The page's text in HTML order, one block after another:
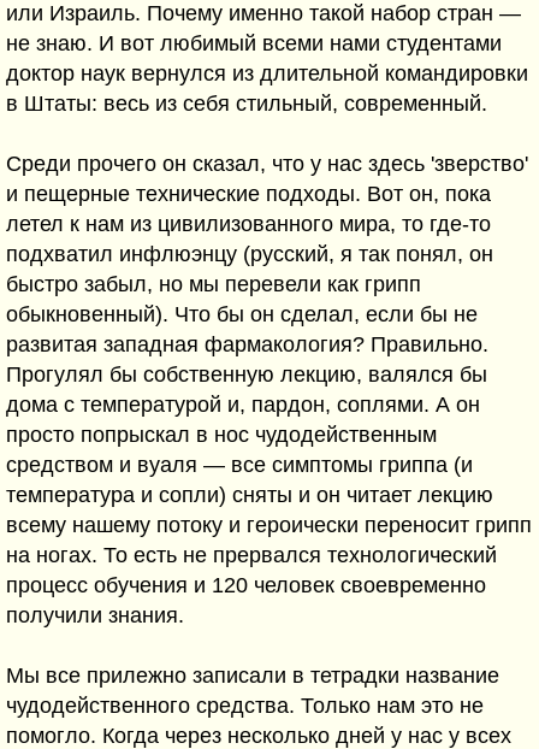
или Израиль. Почему именно такой набор стран —
не знаю. И вот любимый всеми нами студентами
доктор наук вернулся из длительной командировки
в Штаты: весь из себя стильный, современный.
Среди прочего он сказал, что у нас здесь 'зверство'
и пещерные технические подходы. Вот он, пока
летел к нам из цивилизованного мира, то где-то
подхватил инфлюэнцу (русский, я так понял, он
быстро забыл, но мы перевели как грипп
обыкновенный). Что бы он сделал, если бы не
развитая западная фармакология? Правильно.
Прогулял бы собственную лекцию, валялся бы
дома с температурой и, пардон, соплями. А он
просто попрыскал в нос чудодейственным
средством и вуаля — все симптомы гриппа (и
температура и сопли) сняты и он читает лекцию
всему нашему потоку и героически переносит грипп
на ногах. То есть не прервался технологический
процесс обучения и 120 человек своевременно
получили знания.
Мы все прилежно записали в тетрадки название
чудодейственного средства. Только нам это не
помогло. Когда через несколько дней у нас у всех